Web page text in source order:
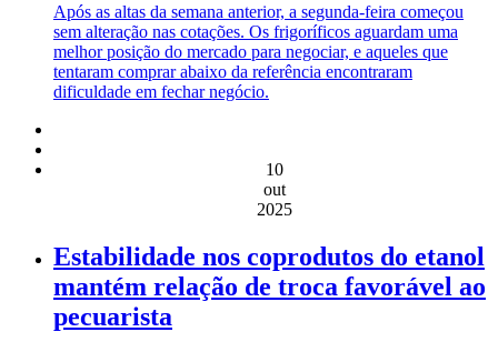
Após as altas da semana anterior, a segunda-feira começou
sem alteração nas cotações. Os frigoríficos aguardam uma
melhor posição do mercado para negociar, e aqueles que
tentaram comprar abaixo da referência encontraram
dificuldade em fechar negócio.
10
out
2025
Estabilidade nos coprodutos do etanol
mantém relação de troca favorável ao
pecuarista